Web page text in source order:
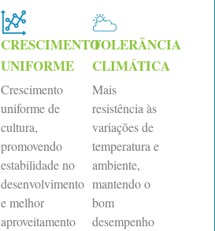
CRESCIMENTO
UNIFORME
Crescimento
uniforme de
cultura,
promovendo
estabilidade no
desenvolvimento
e melhor
aproveitamento
TOLERÂNCIA
CLIMÁTICA
Mais
resistência às
variações de
temperatura e
ambiente,
mantendo o
bom
desempenho